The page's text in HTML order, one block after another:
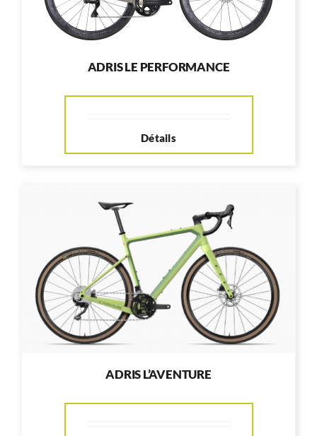
ADRIS LE PERFORMANCE
Détails
ADRIS L’AVENTURE